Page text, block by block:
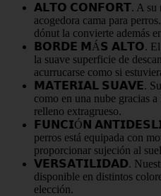
𝗔𝗟𝗧𝗢 𝗖𝗢𝗡𝗙𝗢𝗥𝗧. A su
acogedora cama para
dónut la convierte además
𝗕𝗢𝗥𝗗𝗘 𝗠Á𝗦 𝗔𝗟𝗧𝗢. El
la suave superficie de
acurrucarse como si
𝗠𝗔𝗧𝗘𝗥𝗜𝗔𝗟 𝗦𝗨𝗔𝗩𝗘. Su
como en una nube gracias
relleno extragrueso.
𝗙𝗨𝗡𝗖𝗜Ó𝗡
perros está equipada con
proporcionar sujeción al
𝗩𝗘𝗥𝗦𝗔𝗧𝗜𝗟𝗜𝗗𝗔𝗗. Nuestro
disponible en distintos
elección.